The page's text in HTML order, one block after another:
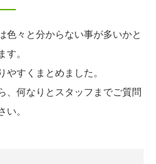
色々と分からない事が多いかと
す。
やすくまとめました。
、何なりとスタッフまでご質問
い。